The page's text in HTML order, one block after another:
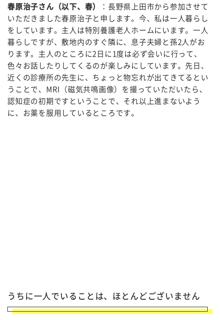
春原治子さん（以下、春）
：長野県上田市から参加させて
いただきました春原治子と申します。今、私は一人暮らし
をしています。主人は特別養護老人ホームにいます。一人
暮らしですが、敷地内のすぐ隣に、息子夫婦と孫2人がお
ります。主人のところに2日に1度は必ず会いに行って、
色々お話したりしてくるのが楽しみにしています。先日、
近くの診療所の先生に、ちょっと物忘れが出てきてるとい
うことで、 MRI（磁気共鳴画像） を撮っていただいたら、
認知症の初期ですということで、それ以上進まないよう
に、お薬を服用しているところです。
うちに一人でいることは、ほとんどございません